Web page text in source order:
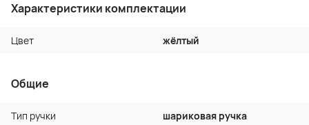
Характеристики комплектации
Цвет жёлтый
Общие
Тип ручки
шариковая ручка